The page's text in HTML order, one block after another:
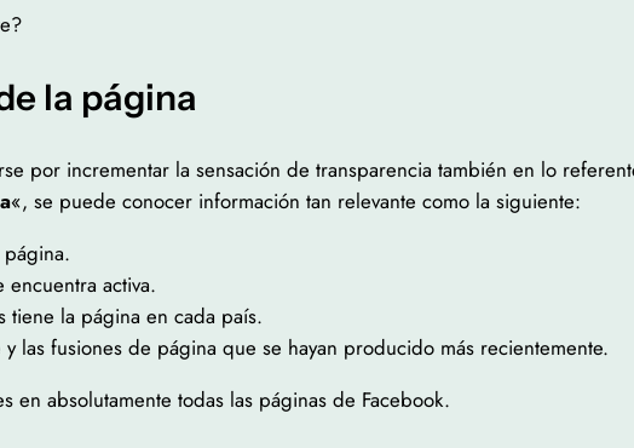
la página
por incrementar la sensación de transparencia también en lo
«, se puede conocer información tan relevante como la siguiente:
encuentra activa.
tiene la página en cada país.
las fusiones de página que se hayan producido más recientemente.
en absolutamente todas las páginas de Facebook.